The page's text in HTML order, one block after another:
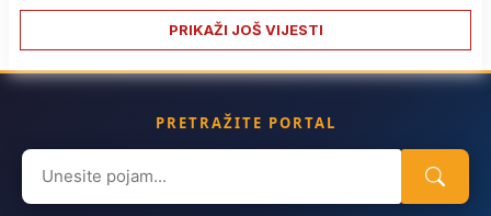
PRIKAŽI JOŠ VIJESTI
PRETRAŽITE PORTAL
Search
for: